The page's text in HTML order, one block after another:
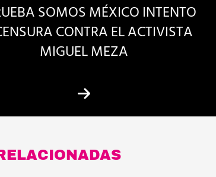
SOMOS MÉXICO INTENTO
CONTRA EL ACTIVISTA
MIGUEL MEZA